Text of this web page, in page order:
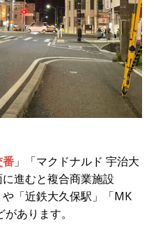
番 」「マクドナルド 宇治大
進むと複合商業施設
や「近鉄大久保駅」「MK
あります。